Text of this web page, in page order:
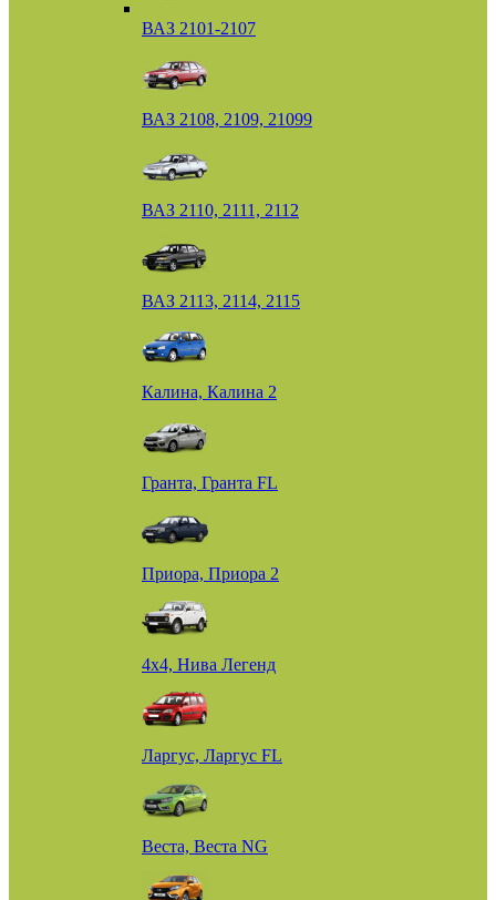
ВАЗ 2101-2107
ВАЗ 2108, 2109, 21099
ВАЗ 2110, 2111, 2112
ВАЗ 2113, 2114, 2115
Калина, Калина 2
Гранта, Гранта FL
Приора, Приора 2
4х4, Нива Легенд
Ларгус, Ларгус FL
Веста, Веста NG